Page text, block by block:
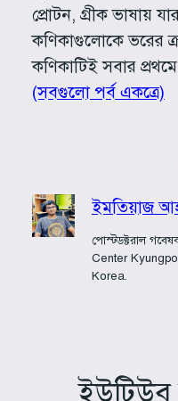
প্রোটন, গ্রীক ভাষায়
কণিকাগুলোকে ভরের
কণিকাটিই সবার
(সবগুলো পর্ব একত্রে)
ইমতিয়াজ
পোস্টডক্টরাল
Center
Korea.
ইউটিউব